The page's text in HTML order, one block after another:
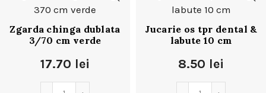
Zgarda chinga dublata
3/70 cm verde
17.70 lei
Jucarie os tpr dental &
labute 10 cm
8.50 lei